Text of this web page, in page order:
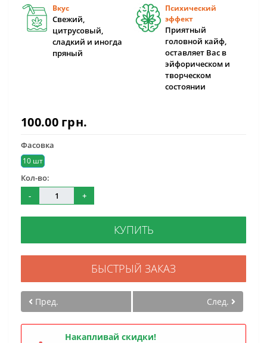
Вкус
Свежий,
цитрусовый,
сладкий и иногда
пряный
Психический
эффект
Приятный
головной кайф,
оставляет Вас в
эйфорическом и
творческом
состоянии
100.00 грн.
Фасовка
10 шт
Кол-во:
-
+
КУПИТЬ
БЫСТРЫЙ ЗАКАЗ
Пред. След.
Накапливай скидки!